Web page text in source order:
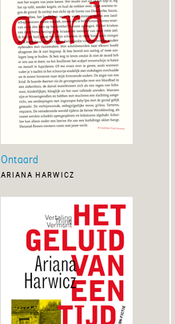
Ontaard
ariana harwicz